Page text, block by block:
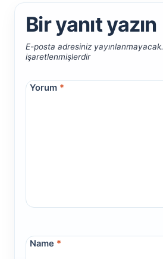
Bir yanıt yazın
E-posta adresiniz yayınlanmayacak.
işaretlenmişlerdir
Yorum *
Name *